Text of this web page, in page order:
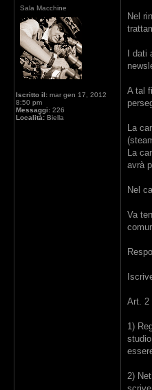
Sala Macchine
Iscritto il: mar gen 17, 2012
8:50 pm
Messaggi: 226
Località: Biella
Nel
I
A tal
La
La
avrà
Nel
Va
Art. 2
1)
2)